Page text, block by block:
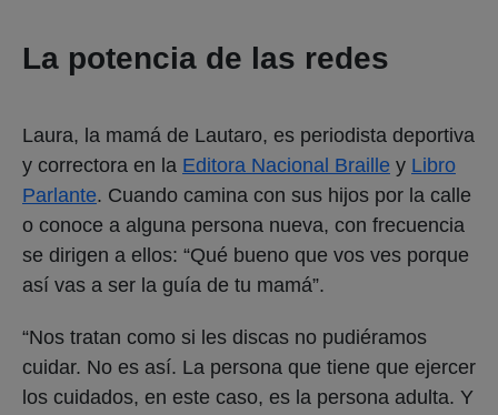
La potencia de las redes
Laura, la mamá de Lautaro, es periodista deportiva
y correctora en la Editora Nacional Braille y Libro
Parlante. Cuando camina con sus hijos por la calle
o conoce a alguna persona nueva, con frecuencia
se dirigen a ellos: “Qué bueno que vos ves porque
así vas a ser la guía de tu mamá”.
“Nos tratan como si les discas no pudiéramos
cuidar. No es así. La persona que tiene que ejercer
los cuidados, en este caso, es la persona adulta. Y